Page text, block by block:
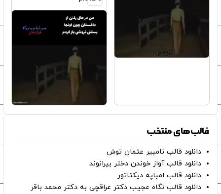
قالب‌های منتخب
دانلود قالب نامبیر عثمان ‌توش
دانلود قالب آواز خوندن دختر بیرانوند
دانلود قالب امباپه دیکتاتور
دانلود قالب نگاه عجیب دکتر عراقچی به دکتر محمد باقر